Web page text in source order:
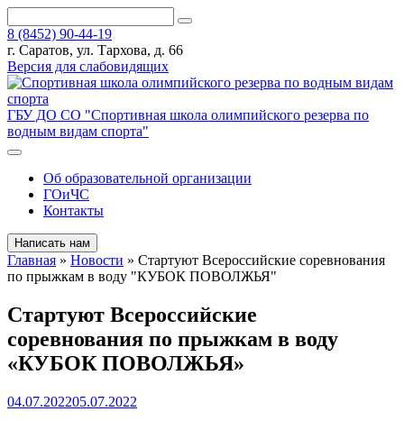
8 (8452) 90-44-19
г. Саратов, ул. Тархова, д. 66
Версия для слабовидящих
ГБУ ДО СО "Спортивная школа олимпийского резерва по
водным видам спорта"
Об образовательной организации
ГОиЧС
Контакты
Написать нам
Главная » Новости » Стартуют Всероссийские соревнования
по прыжкам в воду "КУБОК ПОВОЛЖЬЯ"
Стартуют Всероссийские
соревнования по прыжкам в воду
«КУБОК ПОВОЛЖЬЯ»
04.07.202205.07.2022